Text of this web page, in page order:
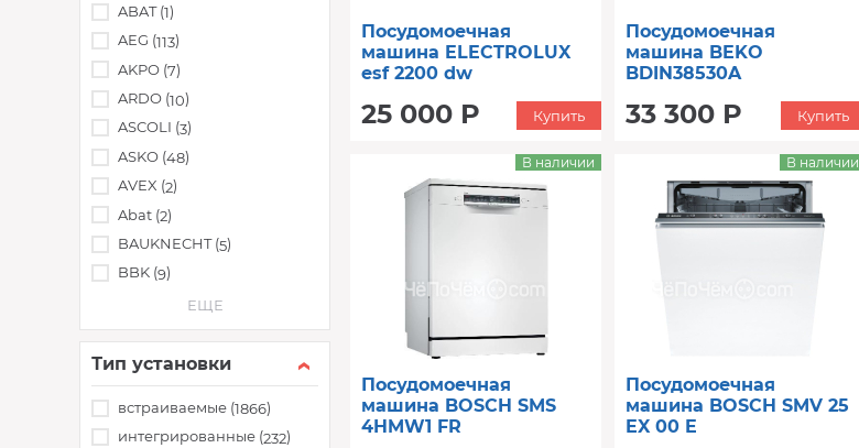
ABAT (1)
AEG (113)
AKPO (7)
ARDO (10)
ASCOLI (3)
ASKO (48)
AVEX (2)
Abat (2)
BAUKNECHT (5)
BBK (9)
ЕЩЕ
Тип установки
встраиваемые (1866)
интегрированные (232)
Посудомоечная
машина ELECTROLUX
esf 2200 dw
25 000 Р Купить
Посудомоечная
машина BEKO
BDIN38530A
33 300 Р Купить
Посудомоечная
машина BOSCH SMS
4HMW1 FR
В наличии
Посудомоечная
машина BOSCH SMV 25
EX 00 E
В наличии